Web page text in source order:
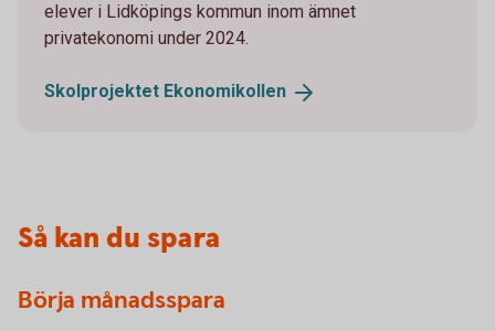
elever i Lidköpings kommun inom ämnet
privatekonomi under 2024.
Skolprojektet Ekonomikollen
Så kan du spara
Börja månadsspara